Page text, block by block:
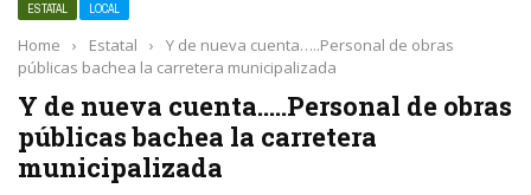
ESTATAL LOCAL
Home › Estatal ›
Y de nueva cuenta…..Personal de obras
públicas bachea la carretera municipalizada
Y de nueva cuenta…..Personal de obras
públicas bachea la carretera
municipalizada